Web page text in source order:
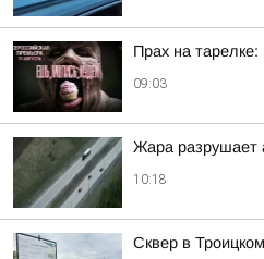
Прах на
09:03
Жара разрушает
10:18
Сквер в